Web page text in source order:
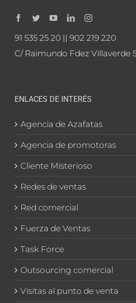
91 535 25 20 || 902 219 220
C/ Raimundo Fdez Villaverde
ENLACES DE INTERÉS
Agencia de Azafatas
Agencia de promotoras
Cliente Misterioso
Redes de ventas
Red comercial
Fuerza de Ventas
Task Force
Outsourcing comercial
Visitas al punto de venta